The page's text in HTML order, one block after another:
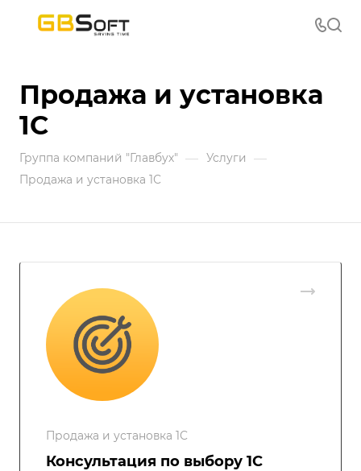
Продажа и установка
1С
Группа компаний "Главбух" — Услуги —
Продажа и установка 1С
Продажа и установка 1С
Консультация по выбору 1С